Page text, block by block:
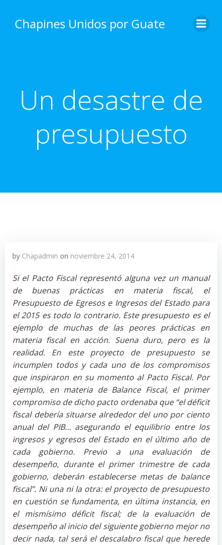
content
Chapines Unidos por Guate
Un desastre de
presupuesto
by Chapadmin on noviembre 24, 2014
Si el Pacto Fiscal representó alguna vez un manual
de buenas prácticas en materia fiscal, el
Presupuesto de Egresos e Ingresos del Estado para
el 2015 es todo lo contrario. Este presupuesto es el
ejemplo de muchas de las peores prácticas en
materia fiscal en acción. Suena duro, pero es la
realidad. En este proyecto de presupuesto se
incumplen todos y cada uno de los compromisos
que inspiraron en su momento al Pacto Fiscal. Por
ejemplo, en materia de Balance Fiscal, el primer
compromiso de dicho pacto ordenaba que “el déficit
fiscal debería situarse alrededor del uno por ciento
anual del PIB… asegurando el equilibrio entre los
ingresos y egresos del Estado en el último año de
cada gobierno. Previo a una evaluación de
desempeño, durante el primer trimestre de cada
gobierno, deberán establecerse metas de balance
fiscal”. Ni una ni la otra: el proyecto de presupuesto
en cuestión se fundamenta, en última instancia, en
el mismísimo déficit fiscal; de la evaluación de
desempeño al inicio del siguiente gobierno mejor no
decir nada, tal será el descalabro fiscal que herede